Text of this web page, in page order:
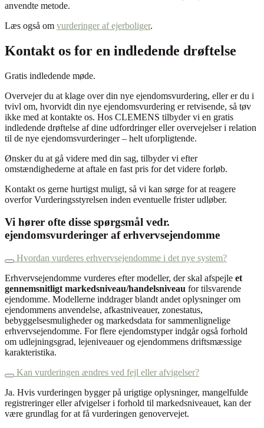
anvendte metode.
Læs også om vurderinger af ejerboliger.
Kontakt os for en indledende drøftelse
Gratis indledende møde.
Overvejer du at klage over din nye ejendomsvurdering, eller er du i
tvivl om, hvorvidt din nye ejendomsvurdering er retvisende, så tøv
ikke med at kontakte os. Hos CLEMENS tilbyder vi en gratis
indledende drøftelse af dine udfordringer eller overvejelser i relation
til de nye ejendomsvurderinger – helt uforpligtende.
Ønsker du at gå videre med din sag, tilbyder vi efter
omstændighederne at aftale en fast pris for det videre forløb.
Kontakt os gerne hurtigst muligt, så vi kan sørge for at reagere
overfor Vurderingsstyrelsen inden eventuelle frister udløber.
Vi hører ofte disse spørgsmål vedr.
ejendomsvurderinger af erhvervsejendomme
Hvordan vurderes erhvervsejendomme i det nye system?
Erhvervsejendomme vurderes efter modeller, der skal afspejle et
gennemsnitligt markedsniveau/handelsniveau for tilsvarende
ejendomme. Modellerne inddrager blandt andet oplysninger om
ejendommens anvendelse, afkastniveauer, zonestatus,
bebyggelsesmuligheder og markedsdata for sammenlignelige
erhvervsejendomme. For flere ejendomstyper indgår også forhold
om udlejningsgrad, lejeniveauer og ejendommens driftsmæssige
karakteristika.
Kan vurderingen ændres ved fejl eller afvigelser?
Ja. Hvis vurderingen bygger på urigtige oplysninger, mangelfulde
registreringer eller afvigelser i forhold til markedsniveauet, kan der
være grundlag for at få vurderingen genovervejet.